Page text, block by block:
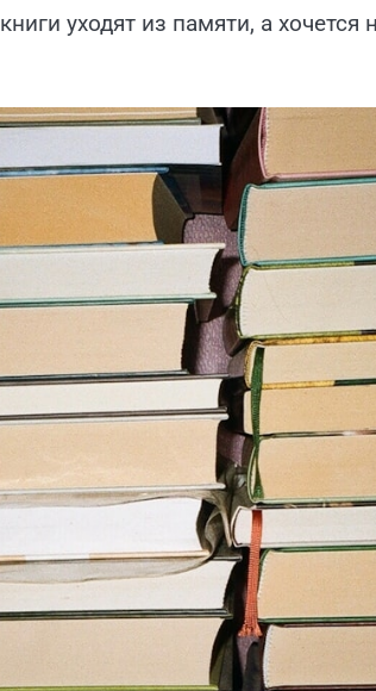
уходят из памяти, а хочется